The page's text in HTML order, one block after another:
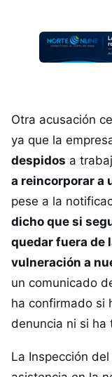
Otra acusación
ya que la
despidos a
a reincorporar a
pese a la
dicho que si
quedar fuera de
vulneración a
un comunicado
ha confirmado si
denuncia ni si ha
La Inspección